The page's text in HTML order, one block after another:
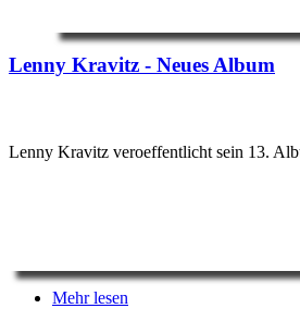
Lenny Kravitz - Neues Album
Lenny Kravitz veroeffentlicht sein 13.
Mehr lesen